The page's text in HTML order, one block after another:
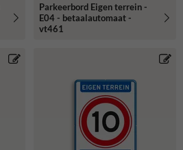
Parkeerbord Eigen terrein -
E04 - betaalautomaat -
vt461